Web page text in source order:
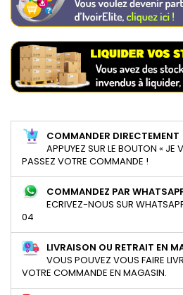
COMMANDER DIRECTEMENT
APPUYEZ SUR LE BOUTON « JE
PASSEZ VOTRE COMMANDE !
COMMANDEZ PAR
ECRIVEZ-NOUS SUR
04
LIVRAISON OU RETRAIT EN
VOUS POUVEZ VOUS FAIRE
VOTRE COMMANDE EN MAGASIN.